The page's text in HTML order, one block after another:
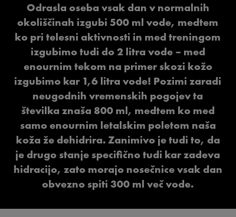
Odrasla oseba vsak dan v normalnih
okoliščinah izgubi 500 ml vode, medtem
ko pri telesni aktivnosti in med treningom
izgubimo tudi do 2 litra vode – med
enournim tekom na primer skozi kožo
izgubimo kar 1,6 litra vode! Pozimi zaradi
neugodnih vremenskih pogojev ta
številka znaša 800 ml, medtem ko med
samo enournim letalskim poletom naša
koža že dehidrira. Zanimivo je tudi to, da
je drugo stanje specifično tudi kar zadeva
hidracijo, zato morajo nosečnice vsak dan
obvezno spiti 300 ml več vode.